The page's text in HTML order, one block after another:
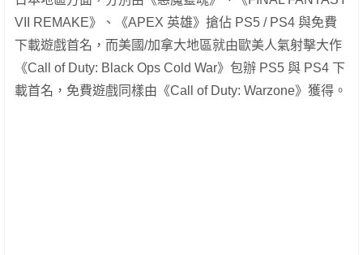
VII REMAKE》、《APEX 英雄》搶佔 PS5 / PS4 與免費
下載遊戲首名，而美國/加拿大地區就由歐美人氣射擊大作
《Call of Duty: Black Ops Cold War》包辦 PS5 與 PS4 下
載首名，免費遊戲同樣由《Call of Duty: Warzone》獲得。